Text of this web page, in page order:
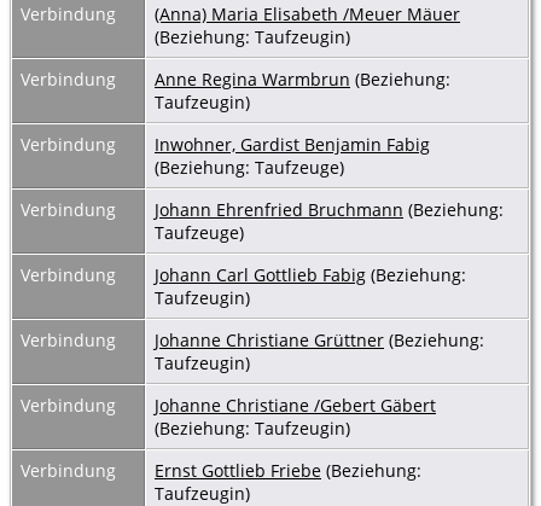
Verbindung
(Anna) Maria Elisabeth /Meuer Mäuer
(Beziehung: Taufzeugin)
Verbindung
Anne Regina Warmbrun (Beziehung:
Taufzeugin)
Verbindung
Inwohner, Gardist Benjamin Fabig
(Beziehung: Taufzeuge)
Verbindung
Johann Ehrenfried Bruchmann (Beziehung:
Taufzeuge)
Verbindung
Johann Carl Gottlieb Fabig (Beziehung:
Taufzeugin)
Verbindung
Johanne Christiane Grüttner (Beziehung:
Taufzeugin)
Verbindung
Johanne Christiane /Gebert Gäbert
(Beziehung: Taufzeugin)
Verbindung
Ernst Gottlieb Friebe (Beziehung:
Taufzeugin)